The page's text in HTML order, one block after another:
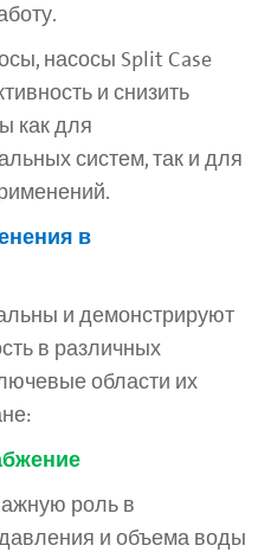
насосы Split Case
и снизить
как для
систем, так и для
в
и демонстрируют
в различных
области их
роль в
и объема воды